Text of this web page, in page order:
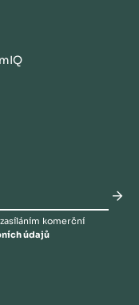
komerční
údajů